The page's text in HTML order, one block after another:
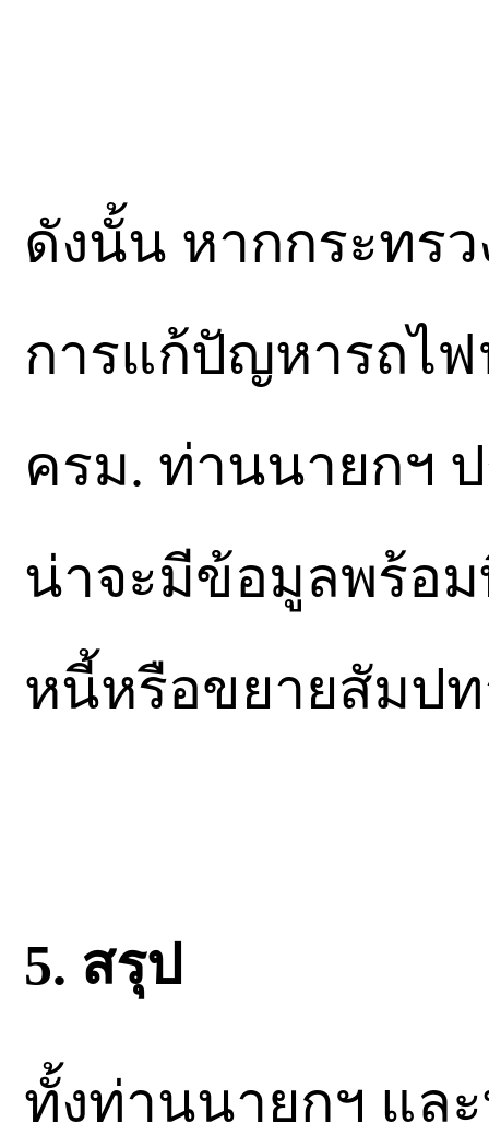
ดังนั้น หากกระทร
การแก้ปัญหารถไฟ
ครม. ท่านนายกฯ
น่าจะมีข้อมูลพร้อ
หนี้หรือขยายสัมป
5. สรุป
ทั้งท่านนายกฯ แล